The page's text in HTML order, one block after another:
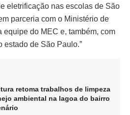
eletrificação nas escolas de São
parceria com o Ministério de
equipe do MEC e, também, com
estado de São Paulo.”
retoma trabalhos de limpeza
ambiental na lagoa do bairro